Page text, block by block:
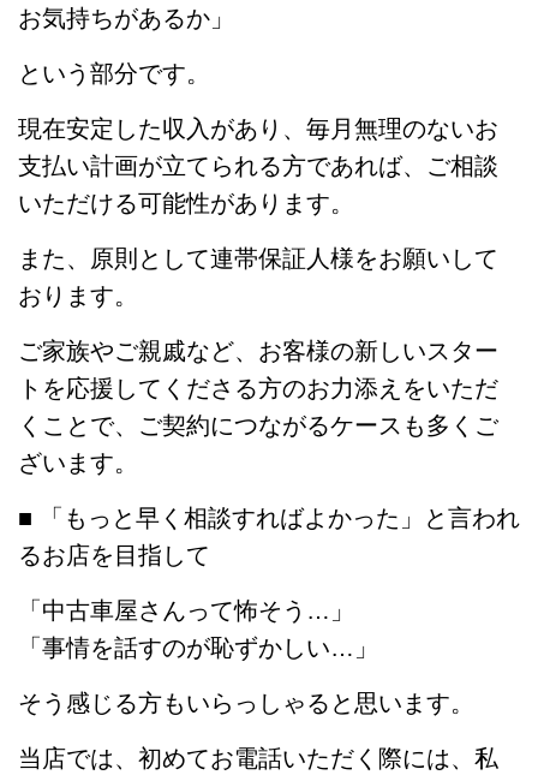
お気持ちがあるか」
という部分です。
現在安定した収入があり、毎月無理のないお
支払い計画が立てられる方であれば、ご相談
いただける可能性があります。
また、原則として連帯保証人様をお願いして
おります。
ご家族やご親戚など、お客様の新しいスター
トを応援してくださる方のお力添えをいただ
くことで、ご契約につながるケースも多くご
ざいます。
■ 「もっと早く相談すればよかった」と言われ
るお店を目指して
「中古車屋さんって怖そう…」
「事情を話すのが恥ずかしい…」
そう感じる方もいらっしゃると思います。
当店では、初めてお電話いただく際には、私